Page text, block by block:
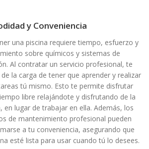
y Conveniencia
una piscina requiere tiempo, esfuerzo y
sobre químicos y sistemas de
Al contratar un servicio profesional, te
la carga de tener que aprender y realizar
tú mismo. Esto te permite disfrutar
libre relajándote y disfrutando de la
en lugar de trabajar en ella. Además, los
de mantenimiento profesional pueden
a tu conveniencia, asegurando que
esté lista para usar cuando tú lo desees.